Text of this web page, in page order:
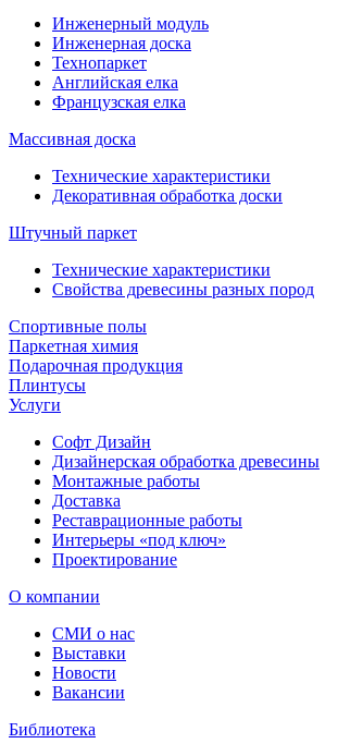
Инженерный модуль
Инженерная доска
Технопаркет
Английская елка
Французская елка
Массивная доска
Технические характеристики
Декоративная обработка доски
Штучный паркет
Технические характеристики
Свойства древесины разных пород
Спортивные полы
Паркетная химия
Подарочная продукция
Плинтусы
Услуги
Софт Дизайн
Дизайнерская обработка древесины
Монтажные работы
Доставка
Реставрационные работы
Интерьеры «под ключ»
Проектирование
О компании
СМИ о нас
Выставки
Новости
Вакансии
Библиотека